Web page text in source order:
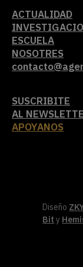
ACTUALIDAD
ESCUELA
NOSOTRES
SUSCRIBITE
AL
APOYANOS
Diseño
Bit y